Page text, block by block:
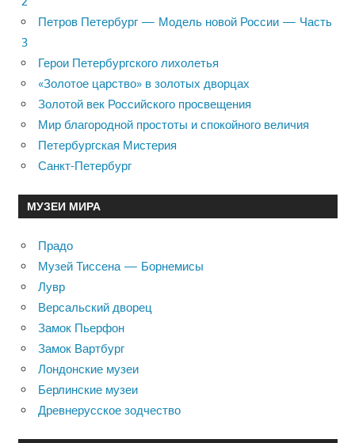
Петров Петербург — Модель новой России — Часть
3
Герои Петербургского лихолетья
«Золотое царство» в золотых дворцах
Золотой век Российского просвещения
Мир благородной простоты и спокойного величия
Петербургская Мистерия
Санкт-Петербург
МУЗЕИ МИРА
Прадо
Музей Тиссена — Борнемисы
Лувр
Версальский дворец
Замок Пьерфон
Замок Вартбург
Лондонские музеи
Берлинские музеи
Древнерусское зодчество